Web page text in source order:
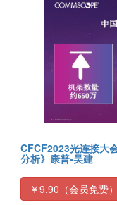
CFCF2023光连接大
分析》康普-吴建
￥9.90（会员免费）